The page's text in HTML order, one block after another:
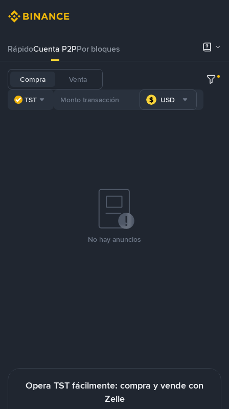
RápidoCuenta P2PPor bloques
Compra Venta
TST USD
No hay anuncios
Opera TST fácilmente: compra y vende con
Zelle